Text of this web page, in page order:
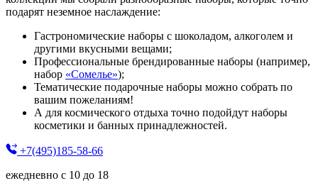
подарят неземное наслаждение:
Гастрономические наборы с шоколадом, алкоголем и
другими вкусными вещами;
Профессиональные брендированные наборы (например,
набор «Сомелье»);
Тематические подарочные наборы можно собрать по
вашим пожеланиям!
А для космического отдыха точно подойдут наборы
косметики и банных принадлежностей.
+7(495)185-58-66
ежедневно с 10 до 18